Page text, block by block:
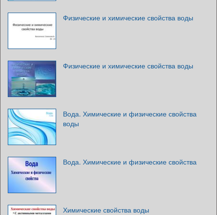
Физические и химические свойства воды
Физические и химические свойства воды
Вода. Химические и физические свойства
воды
Вода. Химические и физические свойства
Химические свойства воды